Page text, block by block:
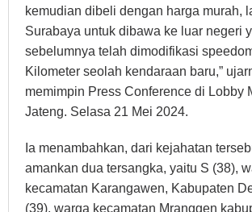
kemudian dibeli dengan harga murah,
Surabaya untuk dibawa ke luar negeri
sebelumnya telah dimodifikasi
Kilometer seolah kendaraan baru,”
memimpin Press Conference di Lobby
Jateng. Selasa 21 Mei 2024.
Ia menambahkan, dari kejahatan
amankan dua tersangka, yaitu S (38),
kecamatan Karangawen, Kabupaten
(39), warga kecamatan Mranggen